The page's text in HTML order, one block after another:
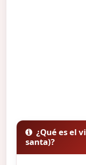
¿Qué es el
santa)?